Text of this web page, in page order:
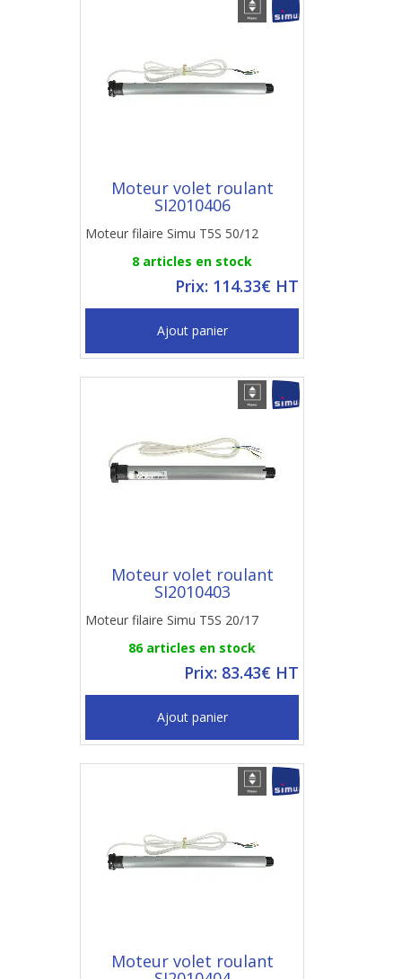
Moteur volet roulant
SI2010406
Moteur filaire Simu T5S 50/12
8 articles en stock
Prix: 114.33€ HT
Ajout panier
Moteur volet roulant
SI2010403
Moteur filaire Simu T5S 20/17
86 articles en stock
Prix: 83.43€ HT
Ajout panier
Moteur volet roulant